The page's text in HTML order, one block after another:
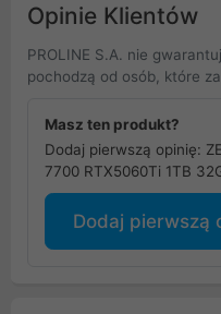
Opinie Klientów
PROLINE S.A. nie
pochodzą od osób, które
Masz ten produkt?
Dodaj pierwszą opinię:
7700 RTX5060Ti 1TB
Dodaj pierwszą